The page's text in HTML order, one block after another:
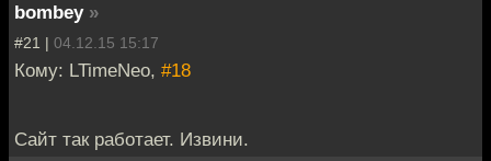
bombey »
#21 | 04.12.15 15:17
Кому: LTimeNeo, #18
Сайт так работает. Извини.